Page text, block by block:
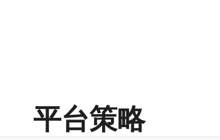
平台策略